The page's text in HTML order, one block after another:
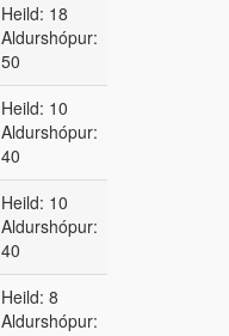
Heild: 18
Aldurshópur:
50
Heild: 10
Aldurshópur:
40
Heild: 10
Aldurshópur:
40
Heild: 8
Aldurshópur: